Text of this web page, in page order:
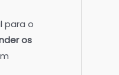
para o
os